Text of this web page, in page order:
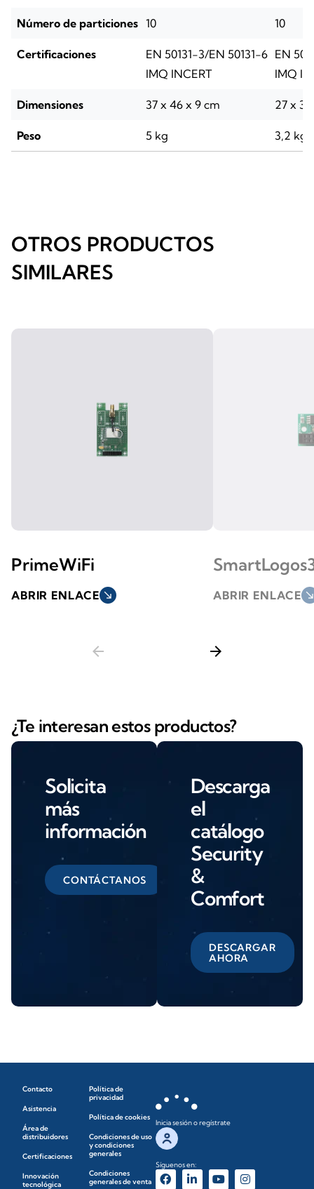
Número de particiones 10 10
Certificaciones
EN 50131-3/EN 50131-6
IMQ INCERT
EN
IMQ
Dimensiones 37 x 46 x 9 cm 27 x
Peso 5 kg 3,2 kg
OTROS PRODUCTOS
SIMILARES
PrimeWiFi
ABRIR ENLACE south_east ABRIR ENLACE
arrow_back arrow_forward
¿Te interesan estos productos?
Solicita
más
información
CONTÁCTANOS
Descarga
el
catálogo
Security
&
Comfort
DESCARGAR
AHORA
Contacto
Asistencia
Área de
distribuidores
Certificaciones
Innovación
tecnológica
Política de
privacidad
Política de cookies
Condiciones de uso
y condiciones
generales
Condiciones
generales de venta
Inicia sesión o regístrate
Síguenos en: